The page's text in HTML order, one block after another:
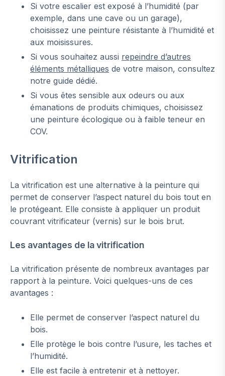
Si votre escalier est exposé à l’humidité (par
exemple, dans une cave ou un garage),
choisissez une peinture résistante à l’humidité et
aux moisissures.
Si vous souhaitez aussi repeindre d’autres
éléments métalliques de votre maison, consultez
notre guide dédié.
Si vous êtes sensible aux odeurs ou aux
émanations de produits chimiques, choisissez
une peinture écologique ou à faible teneur en
COV.
Vitrification
La vitrification est une alternative à la peinture qui
permet de conserver l’aspect naturel du bois tout en
le protégeant. Elle consiste à appliquer un produit
couvrant vitrificateur (vernis) sur le bois brut.
Les avantages de la vitrification
La vitrification présente de nombreux avantages par
rapport à la peinture. Voici quelques-uns de ces
avantages :
Elle permet de conserver l’aspect naturel du
bois.
Elle protège le bois contre l’usure, les taches et
l’humidité.
Elle est facile à entretenir et à nettoyer.